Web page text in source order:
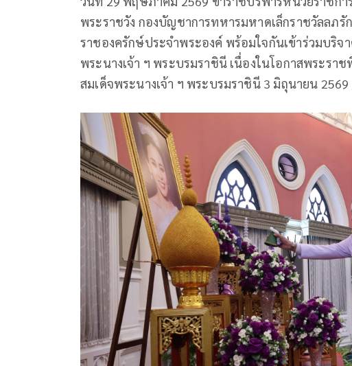
พระราชวัง กองบัญชาการทหารมหาดเล็กราชวัลลภ
ราชองครักษ์ประจำพระองค์ พร้อมใจกันเข้าร่วมบริจ
พระนางเจ้า ฯ พระบรมราชินี เนื่องในโอกาสพระร
สมเด็จพระนางเจ้า ฯ พระบรมราชินี 3 มิถุนายน